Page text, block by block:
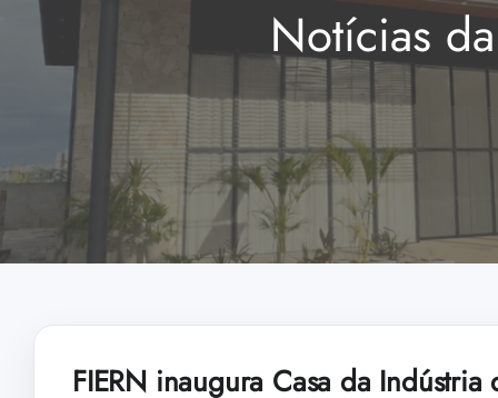
Notícias
FIERN inaugura Casa da